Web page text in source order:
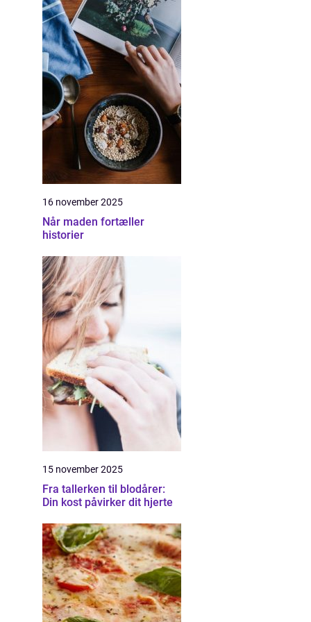
16 november 2025
Når maden fortæller
historier
15 november 2025
Fra tallerken til blodårer:
Din kost påvirker dit hjerte